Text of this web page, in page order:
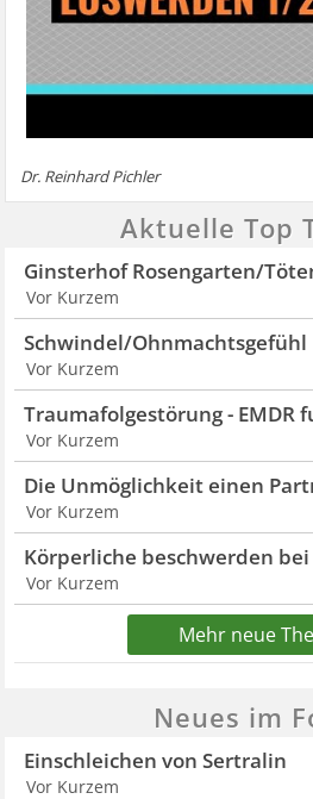
Dr. Reinhard Pichler
Aktuelle Top
Ginsterhof Rosengarten/
Vor Kurzem
Schwindel/Ohnmachtsgefühl
Vor Kurzem
Traumafolgestörung -
Vor Kurzem
Die Unmöglichkeit einen
Vor Kurzem
Körperliche beschwerden
Vor Kurzem
Mehr neue
Neues im
Einschleichen von Sertralin
Vor Kurzem